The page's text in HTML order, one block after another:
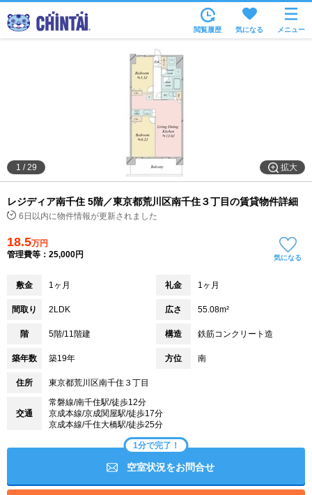
住所から
家賃相場から
通勤通学時間から
不動産会社から
TOP
閲覧履歴 気になる メニュー
拡大
1 /29
レジディア南千住 5階／東京都荒川区南千住３丁目の賃貸物件詳細
6日以内に物件情報が更新されました
18.5万円
管理費等：25,000円
気になる
敷金 1ヶ月 礼金 1ヶ月
間取り 2LDK 広さ 55.08m²
階 5階/11階建 構造 鉄筋コンクリート造
築年数 築19年 方位 南
住所 東京都荒川区南千住３丁目
交通
常磐線/南千住駅/徒歩12分
京成本線/京成関屋駅/徒歩17分
京成本線/千住大橋駅/徒歩25分
1分で完了！
空室状況をお問合せ